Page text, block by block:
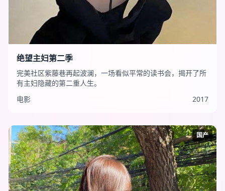
绝望主妇第二季
完美社区紫藤巷再起波澜，一场看似平常的读书会，揭开了所
有主妇隐藏的第二重人生。
电影
2017
国产